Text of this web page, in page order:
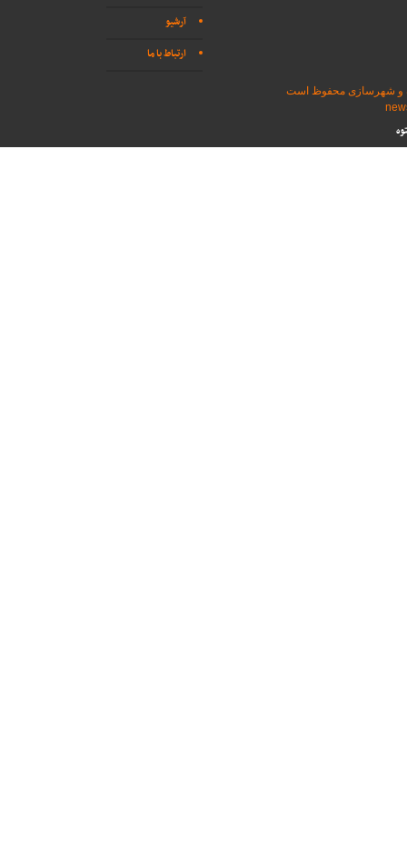
آرشیو
ارتباط با ما
و شهرسازی محفوظ است